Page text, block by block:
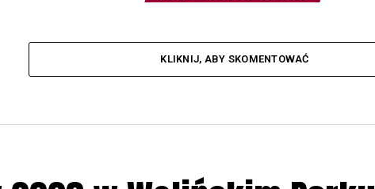
KLIKNIJ, ABY SKOMENTOWAĆ